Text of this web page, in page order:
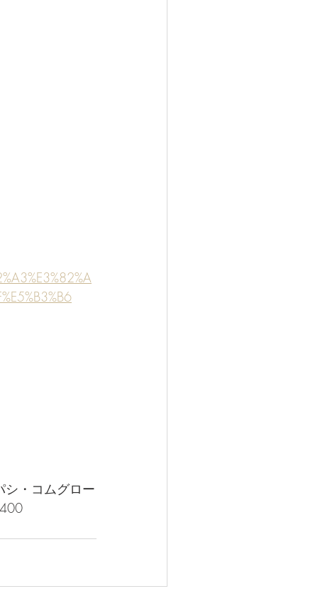
シ・コムグロー